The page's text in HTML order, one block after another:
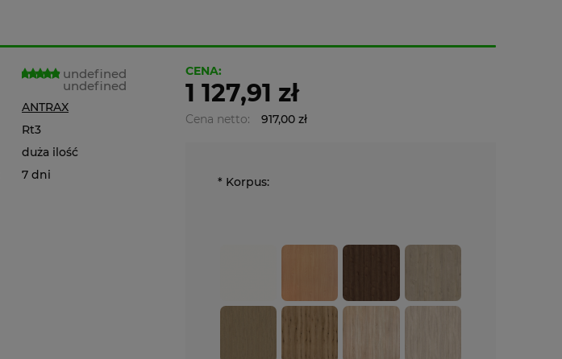
undefined
undefined
ANTRAX
Rt3
duża ilość
7 dni
CENA:
1 127,91 zł
Cena netto: 917,00 zł
* Korpus: